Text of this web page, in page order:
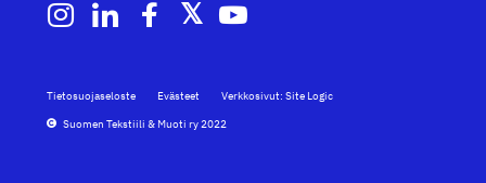
Tietosuojaseloste Evästeet
Verkkosivut: Site Logic
Suomen Tekstiili & Muoti ry 2022